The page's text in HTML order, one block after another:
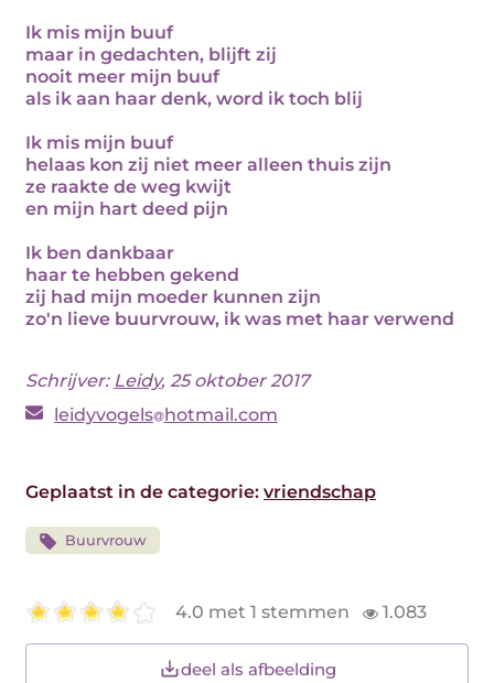
Ik mis mijn buuf
maar in gedachten, blijft zij
nooit meer mijn buuf
als ik aan haar denk, word ik toch blij
Ik mis mijn buuf
helaas kon zij niet meer alleen thuis zijn
ze raakte de weg kwijt
en mijn hart deed pijn
Ik ben dankbaar
haar te hebben gekend
zij had mijn moeder kunnen zijn
zo'n lieve buurvrouw, ik was met haar verwend
Schrijver: Leidy, 25 oktober 2017
leidyvogels hotmail.com
Geplaatst in de categorie: vriendschap
Buurvrouw
4.0 met 1 stemmen 1.083
deel als afbeelding